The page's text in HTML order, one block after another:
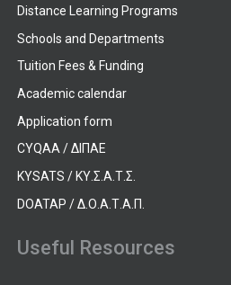
Distance Learning Programs
Schools and Departments
Tuition Fees & Funding
Academic calendar
Application form
CYQAA / ΔΙΠΑΕ
KYSATS / ΚΥ.Σ.Α.Τ.Σ.
DOATAP / Δ.Ο.Α.Τ.Α.Π.
Useful Resources